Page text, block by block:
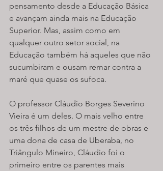
pensamento desde a Educação Básica
e avançam ainda mais na Educação
Superior. Mas, assim como em
qualquer outro setor social, na
Educação também há aqueles que não
sucumbiram e ousam remar contra a
maré que quase os sufoca.
O professor Cláudio Borges Severino
Vieira é um deles. O mais velho entre
os três filhos de um mestre de obras e
uma dona de casa de Uberaba, no
Triângulo Mineiro, Cláudio foi o
primeiro entre os parentes mais